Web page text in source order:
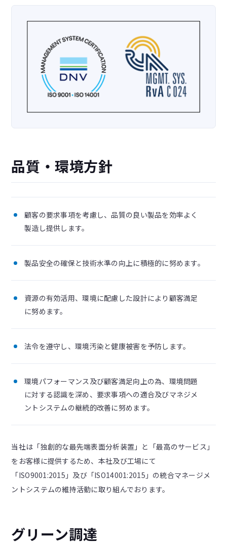
品質・環境方針
顧客の要求事項を考慮し、品質の良い製品を効率よく
製造し提供します。
製品安全の確保と技術水準の向上に積極的に努めます。
資源の有効活用、環境に配慮した設計により顧客満足
に努めます。
法令を遵守し、環境汚染と健康被害を予防します。
環境パフォーマンス及び顧客満足向上の為、環境問題
に対する認識を深め、要求事項への適合及びマネジメ
ントシステムの継続的改善に努めます。
当社は「独創的な最先端表面分析装置」と「最高のサービス」
をお客様に提供するため、本社及び工場にて
「ISO9001:2015」及び「ISO14001:2015」の統合マネージメ
ントシステムの維持活動に取り組んでおります。
グリーン調達